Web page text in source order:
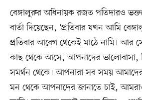
বেঙ্গালুরুর অধিনায়ক রজত পতিদারও
বার্তা দিয়েছেন, ‘প্রতিবার যখন আমি
প্রতিবার আবেগ থেকেই মাঠে নামি।
কাছ থেকে আসে, আপনাদের ভালোবাসা,
সমর্থন থেকে। আপনারা সব সময়
মন থেকে আপনাদের জানাতে চাই,